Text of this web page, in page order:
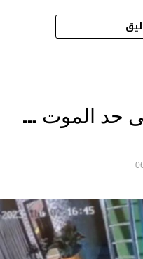
حد الموت …